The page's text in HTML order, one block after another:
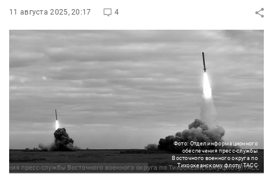
11 августа 2025, 20:17 4
Фото: Отдел информационного
обеспечения пресс-службы
Восточного военного округа по
Тихоокеанскому флоту/ТАСС